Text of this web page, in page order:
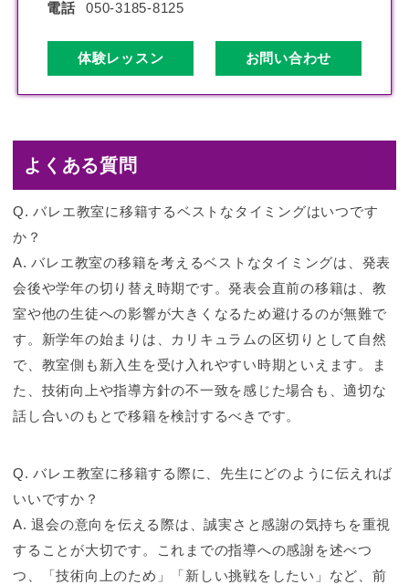
電話
050-3185-8125
体験レッスン お問い合わせ
よくある質問
Q. バレエ教室に移籍するベストなタイミングはいつです
か？
A. バレエ教室の移籍を考えるベストなタイミングは、発表
会後や学年の切り替え時期です。発表会直前の移籍は、教
室や他の生徒への影響が大きくなるため避けるのが無難で
す。新学年の始まりは、カリキュラムの区切りとして自然
で、教室側も新入生を受け入れやすい時期といえます。ま
た、技術向上や指導方針の不一致を感じた場合も、適切な
話し合いのもとで移籍を検討するべきです。
Q. バレエ教室に移籍する際に、先生にどのように伝えれば
いいですか？
A. 退会の意向を伝える際は、誠実さと感謝の気持ちを重視
することが大切です。これまでの指導への感謝を述べつ
つ、「技術向上のため」「新しい挑戦をしたい」など、前